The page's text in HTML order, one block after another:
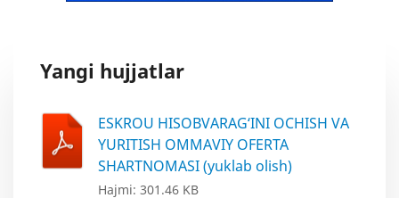
Yangi hujjatlar
ESKROU HISOBVARAG‘INI OCHISH VA
YURITISH OMMAVIY OFERTA
SHARTNOMASI (yuklab olish)
Hajmi: 301.46 KB